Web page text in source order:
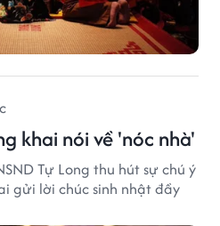
khai nói về 'nóc nhà'
Tự Long thu hút sự chú ý
gửi lời chúc sinh nhật đầy